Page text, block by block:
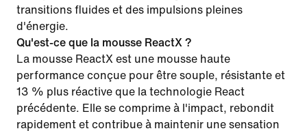
transitions fluides et des impulsions pleines
d'énergie.
Qu'est-ce que la mousse ReactX ?
La mousse ReactX est une mousse haute
performance conçue pour être souple, résistante et
13 % plus réactive que la technologie React
précédente. Elle se comprime à l'impact, rebondit
rapidement et contribue à maintenir une sensation